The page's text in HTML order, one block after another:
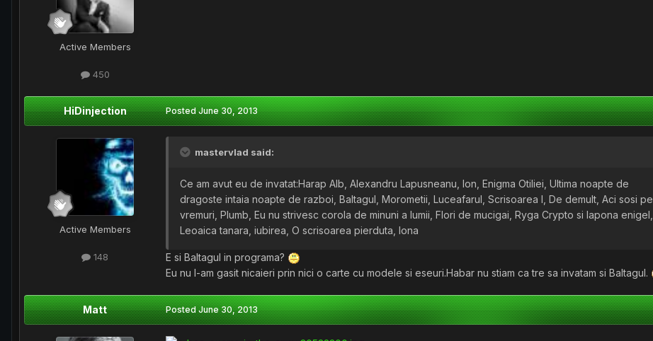
Active Members
450
HiDinjection
Active Members
148
PostedJune 30, 2013
mastervlad said:
Ce am avut eu de invatat:Harap Alb, Alexandru Lapusneanu, Ion, Enigma Otiliei, Ultima noapte de
dragoste intaia noapte de razboi, Baltagul, Morometii, Luceafarul, Scrisoarea I, De demult, Aci sosi pe
vremuri, Plumb, Eu nu strivesc corola de minuni a lumii, Flori de mucigai, Ryga Crypto si lapona enigel,
Leoaica tanara, iubirea, O scrisoarea pierduta, Iona
E si Baltagul in programa?
Eu nu l-am gasit nicaieri prin nici o carte cu modele si eseuri.Habar nu stiam ca tre sa invatam si Baltagul.
Matt PostedJune 30, 2013